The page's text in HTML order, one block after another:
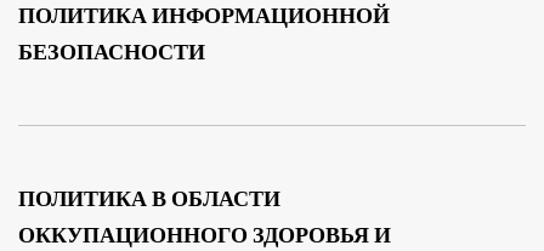
ПОЛИТИКА ИНФОРМАЦИОННОЙ
БЕЗОПАСНОСТИ
ПОЛИТИКА В ОБЛАСТИ
ОККУПАЦИОННОГО ЗДОРОВЬЯ И